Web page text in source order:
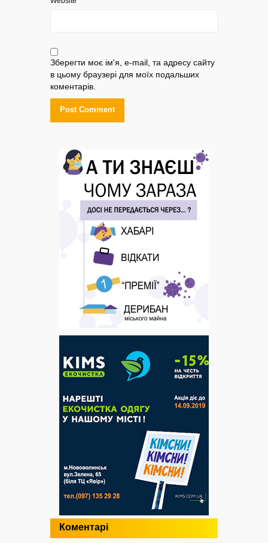
Зберегти моє ім'я, e-mail, та адресу сайту
в цьому браузері для моїх подальших
коментарів.
Коментарі